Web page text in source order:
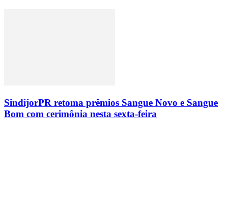
SindijorPR retoma prêmios Sangue Novo e Sangue
Bom com cerimônia nesta sexta-feira